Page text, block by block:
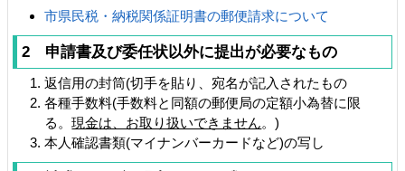
市県民税・納税関係証明書の郵便請求について
2 申請書及び委任状以外に提出が必要なもの
返信用の封筒(切手を貼り、宛名が記入されたもの
各種手数料(手数料と同額の郵便局の定額小為替に限
る。現金は、お取り扱いできません。)
本人確認書類(マイナンバーカードなど)の写し